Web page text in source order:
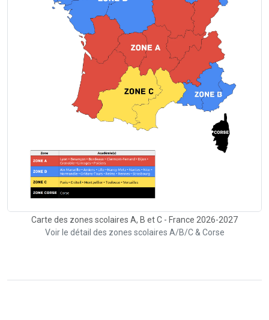
Carte des zones scolaires A, B et C - France 2026-2027
Voir le détail des zones scolaires A/B/C & Corse